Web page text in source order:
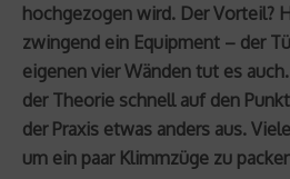
hochgezogen wird. Der Vorteil?
zwingend ein Equipment – der
eigenen vier Wänden tut es
der Theorie schnell auf den
der Praxis etwas anders aus.
um ein paar Klimmzüge zu